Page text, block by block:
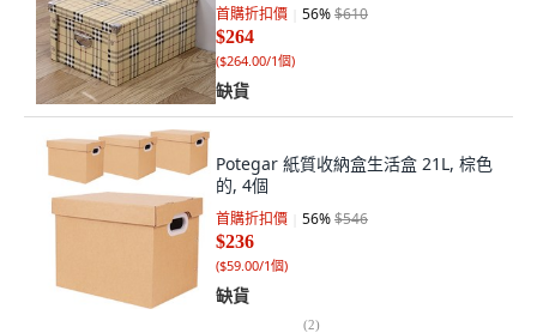
首購折扣價 56%$610
$264
($264.00/1個)
缺貨
Potegar 紙質收納盒生活盒 21L, 棕色
的, 4個
首購折扣價 56%$546
$236
($59.00/1個)
缺貨
(2)